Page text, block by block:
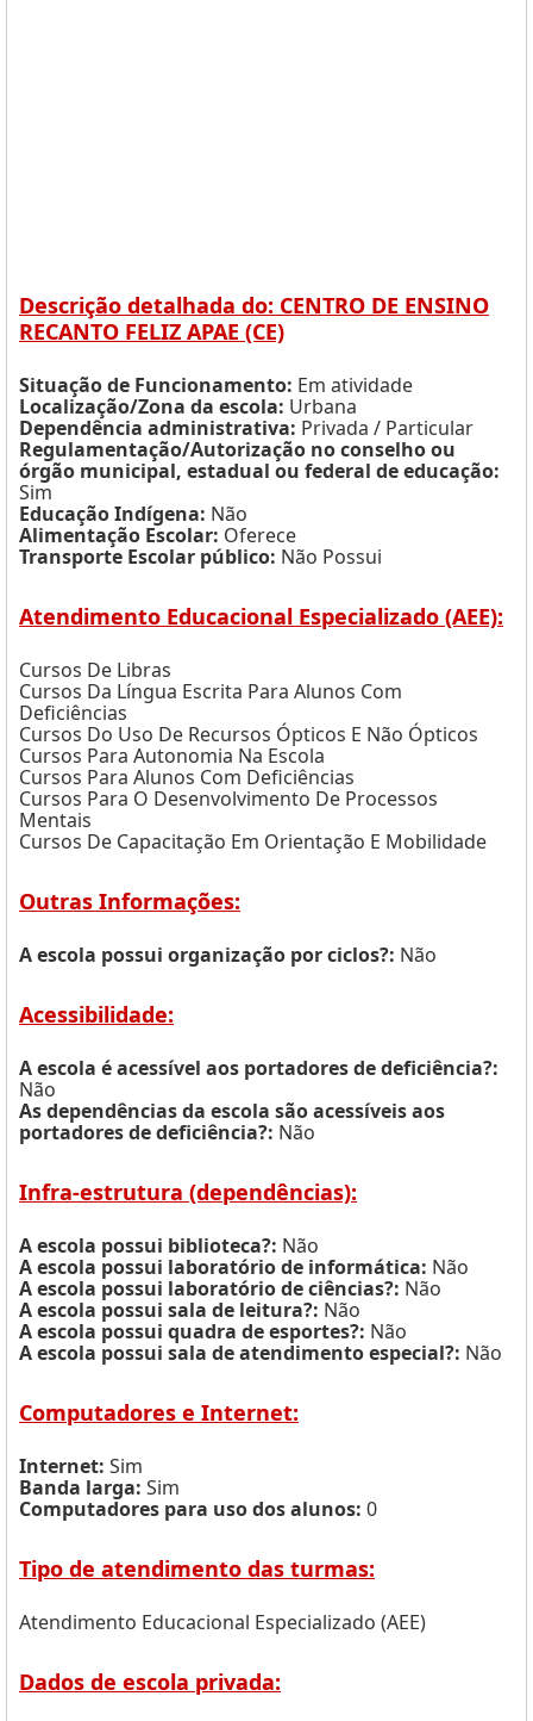
Descrição detalhada do: CENTRO DE ENSINO
RECANTO FELIZ APAE (CE)
Situação de Funcionamento: Em atividade
Localização/Zona da escola: Urbana
Dependência administrativa: Privada / Particular
Regulamentação/Autorização no conselho ou
órgão municipal, estadual ou federal de educação:
Sim
Educação Indígena: Não
Alimentação Escolar: Oferece
Transporte Escolar público: Não Possui
Atendimento Educacional Especializado (AEE):
Cursos De Libras
Cursos Da Língua Escrita Para Alunos Com
Deficiências
Cursos Do Uso De Recursos Ópticos E Não Ópticos
Cursos Para Autonomia Na Escola
Cursos Para Alunos Com Deficiências
Cursos Para O Desenvolvimento De Processos
Mentais
Cursos De Capacitação Em Orientação E Mobilidade
Outras Informações:
A escola possui organização por ciclos?: Não
Acessibilidade:
A escola é acessível aos portadores de deficiência?:
Não
As dependências da escola são acessíveis aos
portadores de deficiência?: Não
Infra-estrutura (dependências):
A escola possui biblioteca?: Não
A escola possui laboratório de informática: Não
A escola possui laboratório de ciências?: Não
A escola possui sala de leitura?: Não
A escola possui quadra de esportes?: Não
A escola possui sala de atendimento especial?: Não
Computadores e Internet:
Internet: Sim
Banda larga: Sim
Computadores para uso dos alunos: 0
Tipo de atendimento das turmas:
Atendimento Educacional Especializado (AEE)
Dados de escola privada: